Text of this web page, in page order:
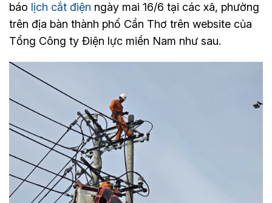
báo lịch cắt điện ngày mai 16/6 tại các xã, phường
trên địa bàn thành phố Cần Thơ trên website của
Tổng Công ty Điện lực miền Nam như sau.